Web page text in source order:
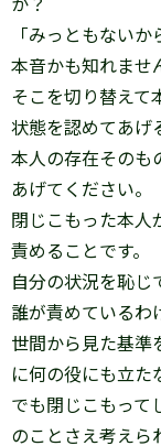
「みっともない
本音かも知れませ
そこを切り替えて
状態を認めてあげ
本人の存在そのも
あげてください。
閉じこもった本人
責めることです。
自分の状況を恥じ
誰が責めているわ
世間から見た基準
に何の役にも立た
でも閉じこもって
のことさえ考えら